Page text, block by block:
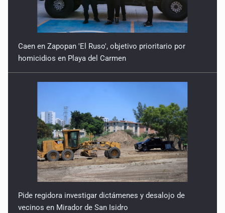
21 de Julio de 2026
Quinto Patio
20 de Julio de 2026
Quinto Patio
Quinto Patio
17 de Julio de 2026
Caen en Zapopan 'El Ruso', objetivo prioritario por
homicidios en Playa del Carmen
Pide regidora investigar dictámenes y desalojo de
vecinos en Mirador de San Isidro